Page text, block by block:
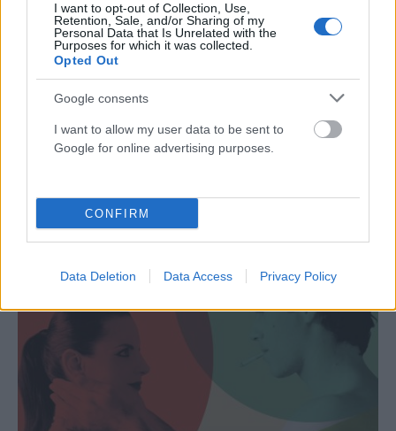
I want to opt-out of Collection, Use,
Retention, Sale, and/or Sharing of my
Personal Data that Is Unrelated with the
Purposes for which it was collected.
Opted Out
Google consents
I want to allow my user data to be sent to
Google for online advertising purposes.
CONFIRM
Data Deletion Data Access Privacy Policy
την αντιμετώπιση του καύσωνα είναι… σκυλόσουπα!
ΑΝΑΡΤΗΘΗΚΕ ΑΠΟGMYLONAS 7 ΑΥΓΟΎΣΤΟΥ 2026